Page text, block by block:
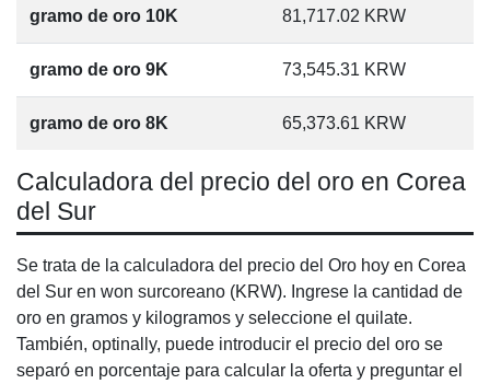
gramo de oro 10K 81,717.02 KRW
gramo de oro 9K 73,545.31 KRW
gramo de oro 8K 65,373.61 KRW
Calculadora del precio del oro en Corea
del Sur
Se trata de la calculadora del precio del Oro hoy en Corea
del Sur en won surcoreano (KRW). Ingrese la cantidad de
oro en gramos y kilogramos y seleccione el quilate.
También, optinally, puede introducir el precio del oro se
separó en porcentaje para calcular la oferta y preguntar el